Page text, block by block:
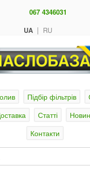
UA | RU
067 4346031
Підбір фільтрів
Статті
Контакти